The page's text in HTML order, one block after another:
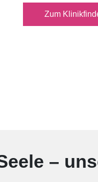
Zum
–